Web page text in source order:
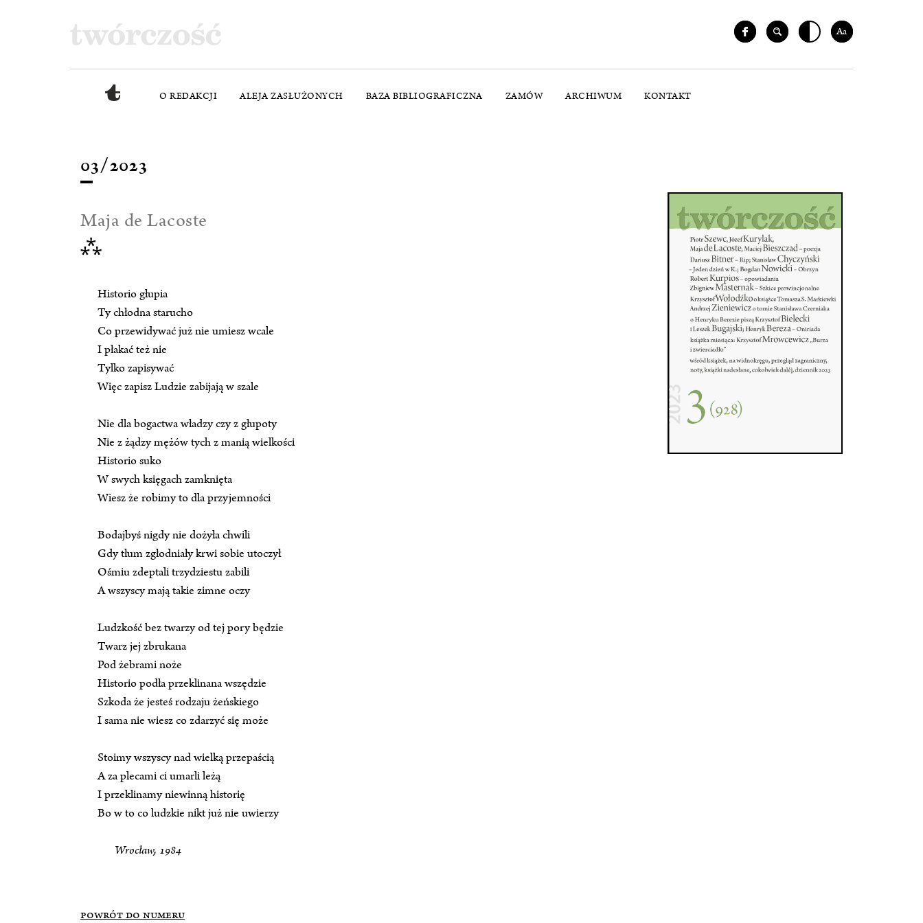
Aa
O REDAKCJI ALEJA ZASŁUŻONYCH BAZA BIBLIOGRAFICZNA ZAMÓW ARCHIWUM KONTAKT
03/2023
Maja de Lacoste
⁂
Historio głupia
Ty chłodna starucho
Co przewidywać już nie umiesz wcale
I płakać też nie
Tylko zapisywać
Więc zapisz Ludzie zabijają w szale
Nie dla bogactwa władzy czy z głupoty
Nie z żądzy mężów tych z manią wielkości
Historio suko
W swych księgach zamknięta
Wiesz że robimy to dla przyjemności
Bodajbyś nigdy nie dożyła chwili
Gdy tłum zgłodniały krwi sobie utoczył
Ośmiu zdeptali trzydziestu zabili
A wszyscy mają takie zimne oczy
Ludzkość bez twarzy od tej pory będzie
Twarz jej zbrukana
Pod żebrami noże
Historio podła przeklinana wszędzie
Szkoda że jesteś rodzaju żeńskiego
I sama nie wiesz co zdarzyć się może
Stoimy wszyscy nad wielką przepaścią
A za plecami ci umarli leżą
I przeklinamy niewinną historię
Bo w to co ludzkie nikt już nie uwierzy
Wrocław, 1984
POWRÓT DO NUMERU